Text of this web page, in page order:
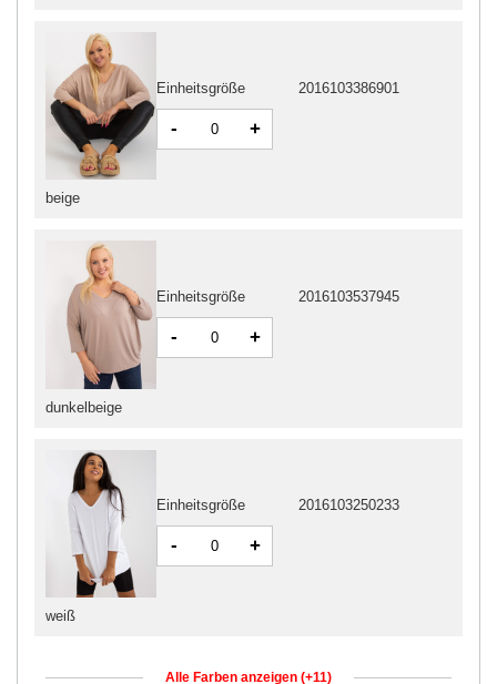
beige
Einheitsgröße 2016103386901
- +
dunkelbeige
Einheitsgröße 2016103537945
- +
weiß
Einheitsgröße 2016103250233
- +
Alle Farben anzeigen (+11)